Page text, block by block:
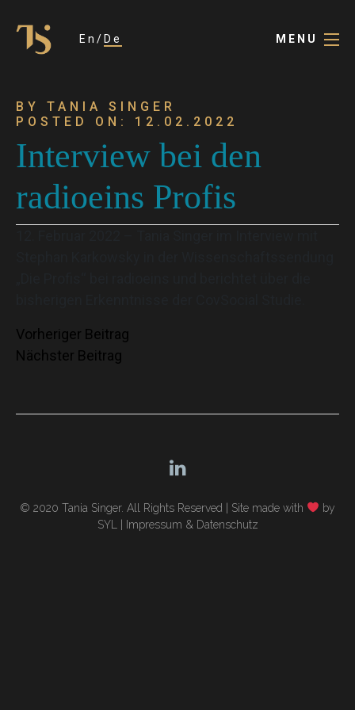
En De MENU
BY TANIA SINGER
POSTED ON: 12.02.2022
Interview bei den
radioeins Profis
Beitragsnavigation
Vorheriger Beitrag
Nächster Beitrag
© 2020 Tania Singer. All Rights Reserved | Site made with
by
SYL
Impressum & Datenschutz